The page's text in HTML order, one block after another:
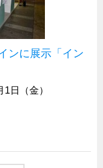
ンに展示「イン
日（金）